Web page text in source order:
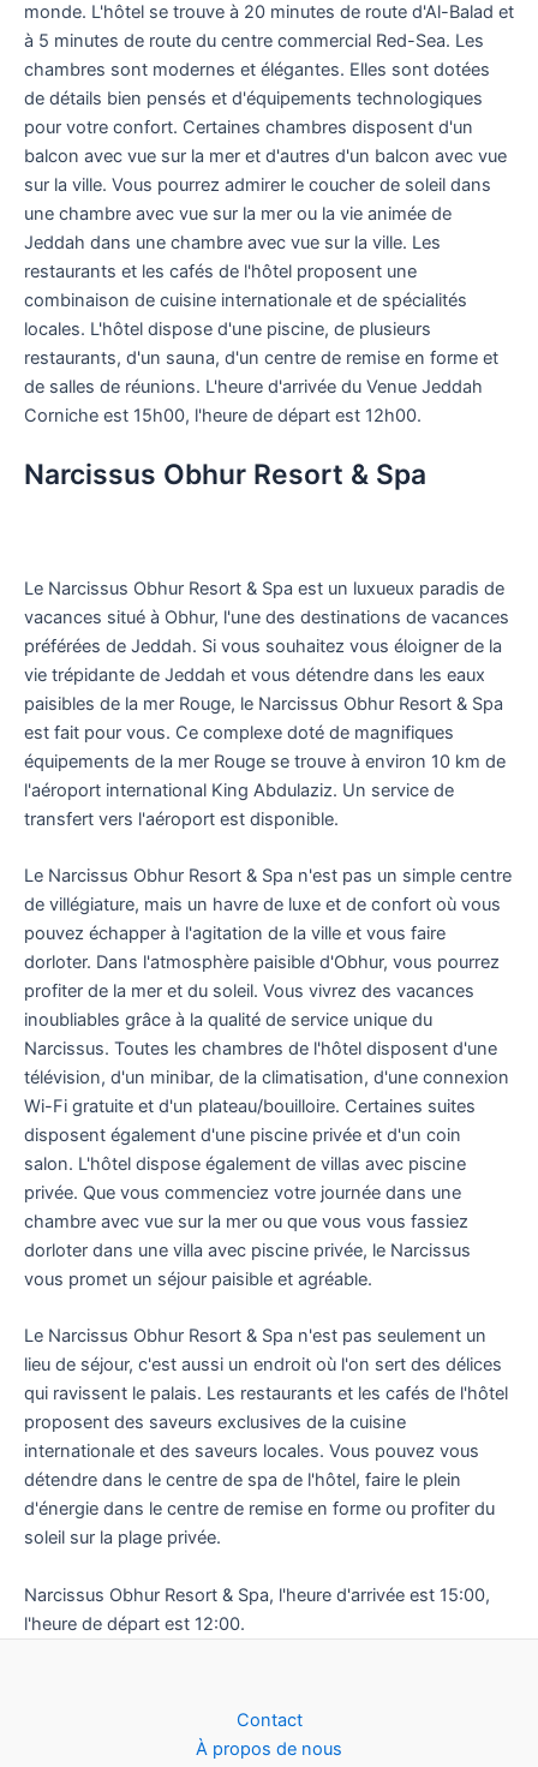
monde. L'hôtel se trouve à 20 minutes de route d'Al-Balad et
à 5 minutes de route du centre commercial Red-Sea. Les
chambres sont modernes et élégantes. Elles sont dotées
de détails bien pensés et d'équipements technologiques
pour votre confort. Certaines chambres disposent d'un
balcon avec vue sur la mer et d'autres d'un balcon avec vue
sur la ville. Vous pourrez admirer le coucher de soleil dans
une chambre avec vue sur la mer ou la vie animée de
Jeddah dans une chambre avec vue sur la ville. Les
restaurants et les cafés de l'hôtel proposent une
combinaison de cuisine internationale et de spécialités
locales. L'hôtel dispose d'une piscine, de plusieurs
restaurants, d'un sauna, d'un centre de remise en forme et
de salles de réunions. L'heure d'arrivée du Venue Jeddah
Corniche est 15h00, l'heure de départ est 12h00.
Narcissus Obhur Resort & Spa
Le Narcissus Obhur Resort & Spa est un luxueux paradis de
vacances situé à Obhur, l'une des destinations de vacances
préférées de Jeddah. Si vous souhaitez vous éloigner de la
vie trépidante de Jeddah et vous détendre dans les eaux
paisibles de la mer Rouge, le Narcissus Obhur Resort & Spa
est fait pour vous. Ce complexe doté de magnifiques
équipements de la mer Rouge se trouve à environ 10 km de
l'aéroport international King Abdulaziz. Un service de
transfert vers l'aéroport est disponible.
Le Narcissus Obhur Resort & Spa n'est pas un simple centre
de villégiature, mais un havre de luxe et de confort où vous
pouvez échapper à l'agitation de la ville et vous faire
dorloter. Dans l'atmosphère paisible d'Obhur, vous pourrez
profiter de la mer et du soleil. Vous vivrez des vacances
inoubliables grâce à la qualité de service unique du
Narcissus. Toutes les chambres de l'hôtel disposent d'une
télévision, d'un minibar, de la climatisation, d'une connexion
Wi-Fi gratuite et d'un plateau/bouilloire. Certaines suites
disposent également d'une piscine privée et d'un coin
salon. L'hôtel dispose également de villas avec piscine
privée. Que vous commenciez votre journée dans une
chambre avec vue sur la mer ou que vous vous fassiez
dorloter dans une villa avec piscine privée, le Narcissus
vous promet un séjour paisible et agréable.
Le Narcissus Obhur Resort & Spa n'est pas seulement un
lieu de séjour, c'est aussi un endroit où l'on sert des délices
qui ravissent le palais. Les restaurants et les cafés de l'hôtel
proposent des saveurs exclusives de la cuisine
internationale et des saveurs locales. Vous pouvez vous
détendre dans le centre de spa de l'hôtel, faire le plein
d'énergie dans le centre de remise en forme ou profiter du
soleil sur la plage privée.
Narcissus Obhur Resort & Spa, l'heure d'arrivée est 15:00,
l'heure de départ est 12:00.
Contact
À propos de nous